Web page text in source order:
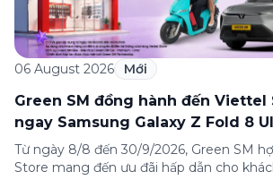
06 August 2026 Mới
Green SM đồng hành đến Viettel
ngay Samsung Galaxy Z Fold 8
Từ ngày 8/8 đến 30/9/2026, Green SM
Store mang đến ưu đãi hấp dẫn cho